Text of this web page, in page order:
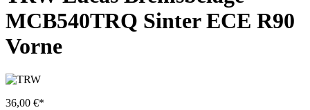
MCB540TRQ Sinter ECE R90
Vorne
36,00 €*